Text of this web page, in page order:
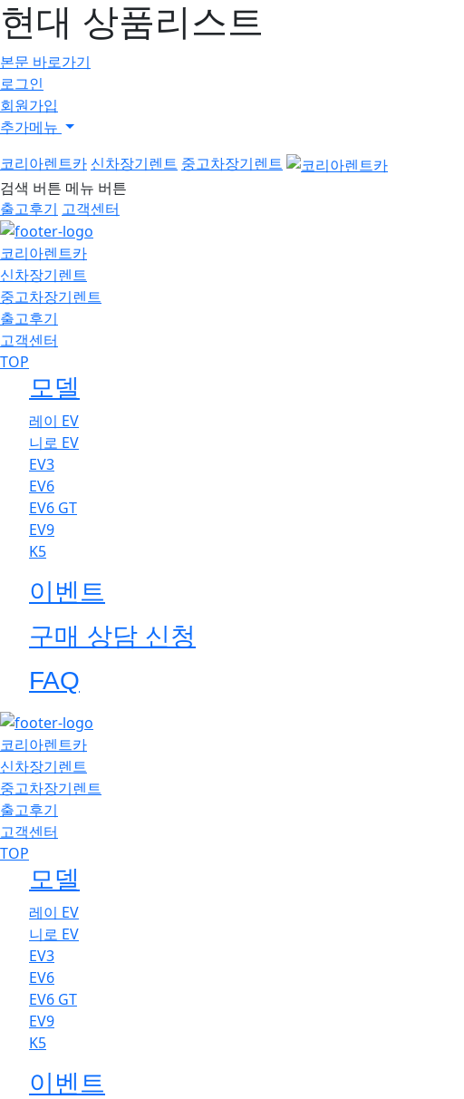
현대 상품리스트
본문 바로가기
로그인
회원가입
추가메뉴
코리아렌트카 신차장기렌트 중고차장기렌트
검색 버튼 메뉴 버튼
출고후기 고객센터
코리아렌트카
신차장기렌트
중고차장기렌트
출고후기
고객센터
TOP
모델
레이 EV
니로 EV
EV3
EV6
EV6 GT
EV9
K5
이벤트
구매 상담 신청
FAQ
코리아렌트카
신차장기렌트
중고차장기렌트
출고후기
고객센터
TOP
모델
레이 EV
니로 EV
EV3
EV6
EV6 GT
EV9
K5
이벤트